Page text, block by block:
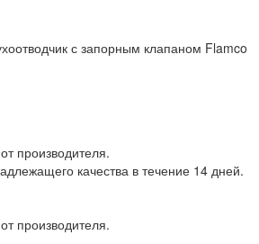
производителя.
качества в течение 14 дней.
производителя.